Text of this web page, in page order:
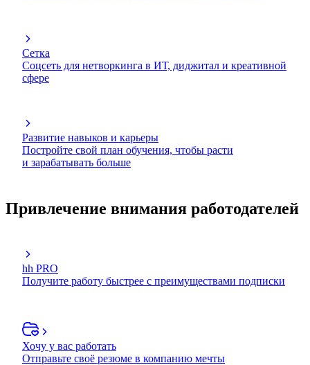
Сетка
Соцсеть для нетворкинга в ИТ, диджитал и креативной
сфере
Развитие навыков и карьеры
Постройте свой план обучения, чтобы расти
и зарабатывать больше
Привлечение внимания работодателей
hh PRO
Получите работу быстрее с преимуществами подписки
Хочу у вас работать
Отправьте своё резюме в компанию мечты